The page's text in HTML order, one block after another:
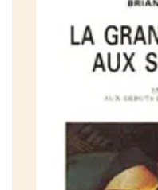
6. La dynamique de la
7. Chronologie et
8. Déclin et survivance